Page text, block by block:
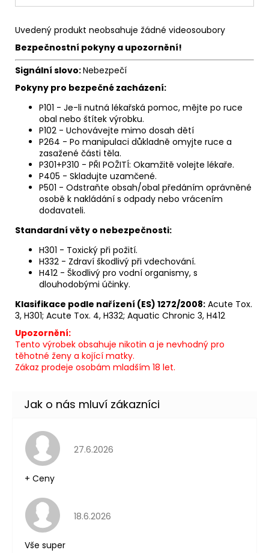
Uvedený produkt neobsahuje žádné videosoubory
Bezpečnostní pokyny a upozornění!
Signální slovo:Nebezpečí
Pokyny pro bezpečné zacházení:
P101 - Je-li nutná lékařská pomoc, mějte po ruce
obal nebo štítek výrobku.
P102 - Uchovávejte mimo dosah dětí
P264 - Po manipulaci důkladně omyjte ruce a
zasažené části těla.
P301+P310 - PŘI POŽITÍ: Okamžitě volejte lékaře.
P405 - Skladujte uzamčené.
P501 - Odstraňte obsah/obal předáním oprávněné
osobě k nakládání s odpady nebo vrácením
dodavateli.
Standardní věty o nebezpečnosti:
H301 - Toxický při požití.
H332 - Zdraví škodlivý při vdechování.
H412 - Škodlivý pro vodní organismy, s
dlouhodobými účinky.
Klasifikace podle nařízení (ES) 1272/2008: Acute Tox.
3, H301; Acute Tox. 4, H332; Aquatic Chronic 3, H412
Upozornění:
Tento výrobek obsahuje nikotin a je nevhodný pro
těhotné ženy a kojící matky.
Zákaz prodeje osobám mladším 18 let.
Hodnocení obchodu je 5 z 5 hvězdiček.
27.6.2026
+ Ceny
Hodnocení obchodu je 5 z 5 hvězdiček.
18.6.2026
Vše super